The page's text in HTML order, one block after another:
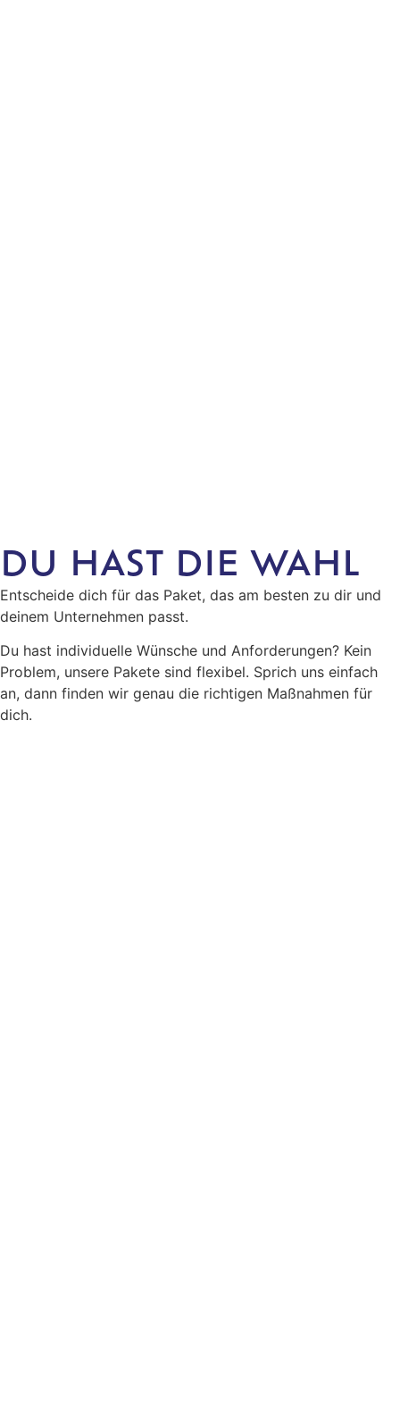
DU HAST DIE WAHL
Entscheide dich für das Paket, das am besten zu dir und
deinem Unternehmen passt.
Du hast individuelle Wünsche und Anforderungen? Kein
Problem, unsere Pakete sind flexibel. Sprich uns einfach
an, dann finden wir genau die richtigen Maßnahmen für
dich.